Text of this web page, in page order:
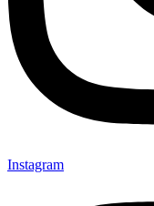
Instagram